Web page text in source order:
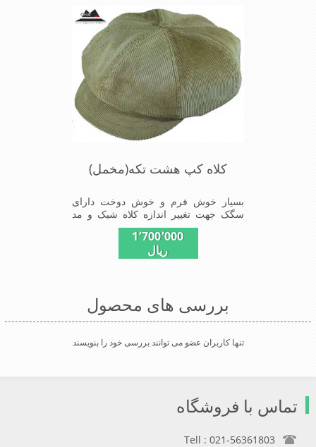
شیک خوش دوخت و راحت پارچه مخمل
لطیف
کلاه کپ هشت تکه(مخمل)
بسیار خوش فرم و خوش دوخت دارای
سگک جهت تغییر اندازه کلاه شیک و مد
روز سبک و راحت
1٬700٬000
ریال
بررسی های محصول
تنها کاربران عضو می توانند بررسی خود را بنویسند
تماس با فروشگاه
Tell : 021-56361803